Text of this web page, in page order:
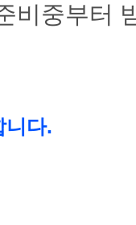
비중부터
니다.